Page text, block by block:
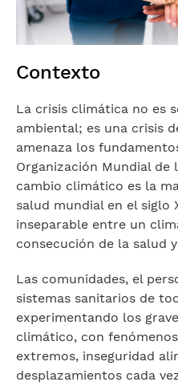
Contexto
La crisis climática no es
ambiental; es una crisis
amenaza los
Organización Mundial de
cambio climático es la
salud mundial en el siglo
inseparable entre un
consecución de la salud
Las comunidades, el
sistemas sanitarios de
experimentando los
climático, con
extremos, inseguridad
desplazamientos cada